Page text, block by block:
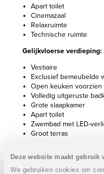
Deze website maakt gebruik
We gebruiken cookies om
Apart toilet
Cinemazaal
Relaxruimte
Technische ruimte
Gelijkvloerse verdieping:
Vestiaire
Exclusief bemeubelde
Open keuken voorzien
Volledig uitgeruste
Grote slaapkamer
Apart toilet
Zwembad met LED-
Groot terras
Verscheidene
Eerste verdieping: